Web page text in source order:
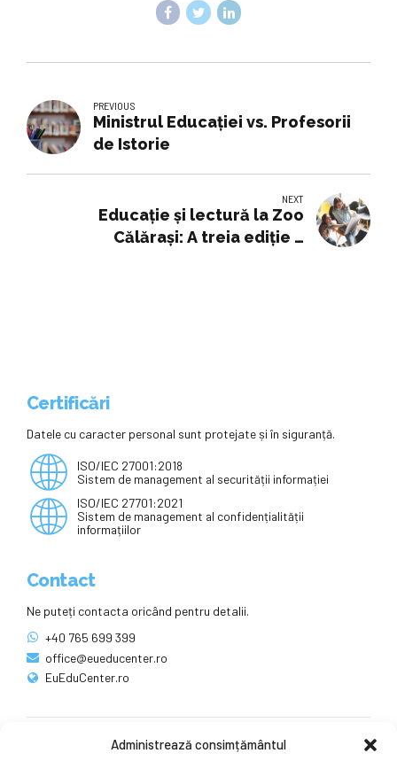
Administrează consimțământul
PREVIOUS
Ministrul Educației vs. Profesorii
de Istorie
NEXT
Educație și lectură la Zoo
Călărași: A treia ediție a
Certificări
Datele cu caracter personal sunt protejate și în siguranță.
ISO/IEC 27001:2018
Sistem de management al securității informației
ISO/IEC 27701:2021
Sistem de management al confidențialității
informațiilor
Contact
Ne puteți contacta oricând pentru detalii.
+40 765 699 399
office@eueducenter.ro
EuEduCenter.ro